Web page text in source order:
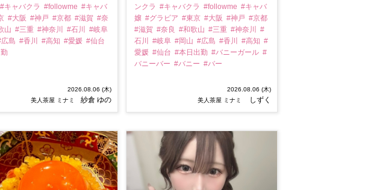
#キャバクラ #followme #キャバ
#大阪 #神戸 #京都 #滋賀 #奈
山 #三重 #神奈川 #石川
#岐阜
島 #香川 #高知 #愛媛 #仙台
2026.08.06 (木)
美人茶屋 ミナミ
紗倉 ゆの
ンクラ #キャバクラ #followme #キャバ
嬢 #グラビア #東京 #大阪 #神戸 #京都
#滋賀 #奈良 #和歌山 #三重 #神奈川
#
石川
#岐阜 #岡山 #広島 #香川 #高知 #
愛媛 #仙台 #本日出勤 #バニーガール #
バニーバー #バニー #バー
2026.08.06 (木)
美人茶屋 ミナミ
しずく